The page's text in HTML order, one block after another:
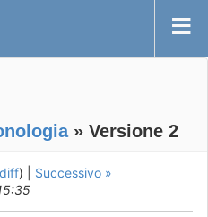
» Versione 2
diff) | Successivo »